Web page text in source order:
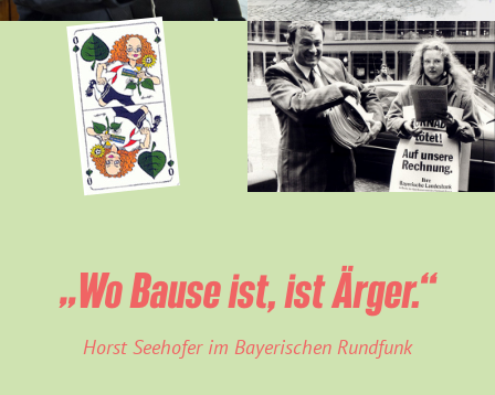
„Wo Bause ist, ist Ärger.“
Horst Seehofer im Bayerischen Rundfunk